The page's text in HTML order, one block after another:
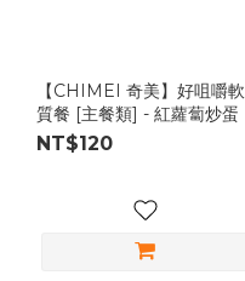
【CHIMEI 奇美】好咀嚼軟
質餐 [主餐類] - 紅蘿蔔炒蛋
NT$120